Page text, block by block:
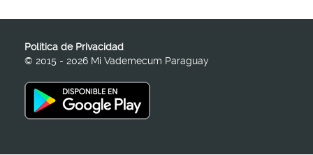
Política de Privacidad
© 2015 - 2026 Mi Vademecum Paraguay